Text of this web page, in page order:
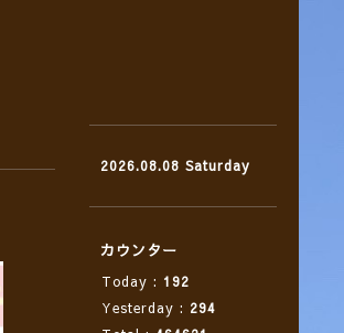
2026.08.08 Saturday
カウンター
Today : 192
Yesterday : 294